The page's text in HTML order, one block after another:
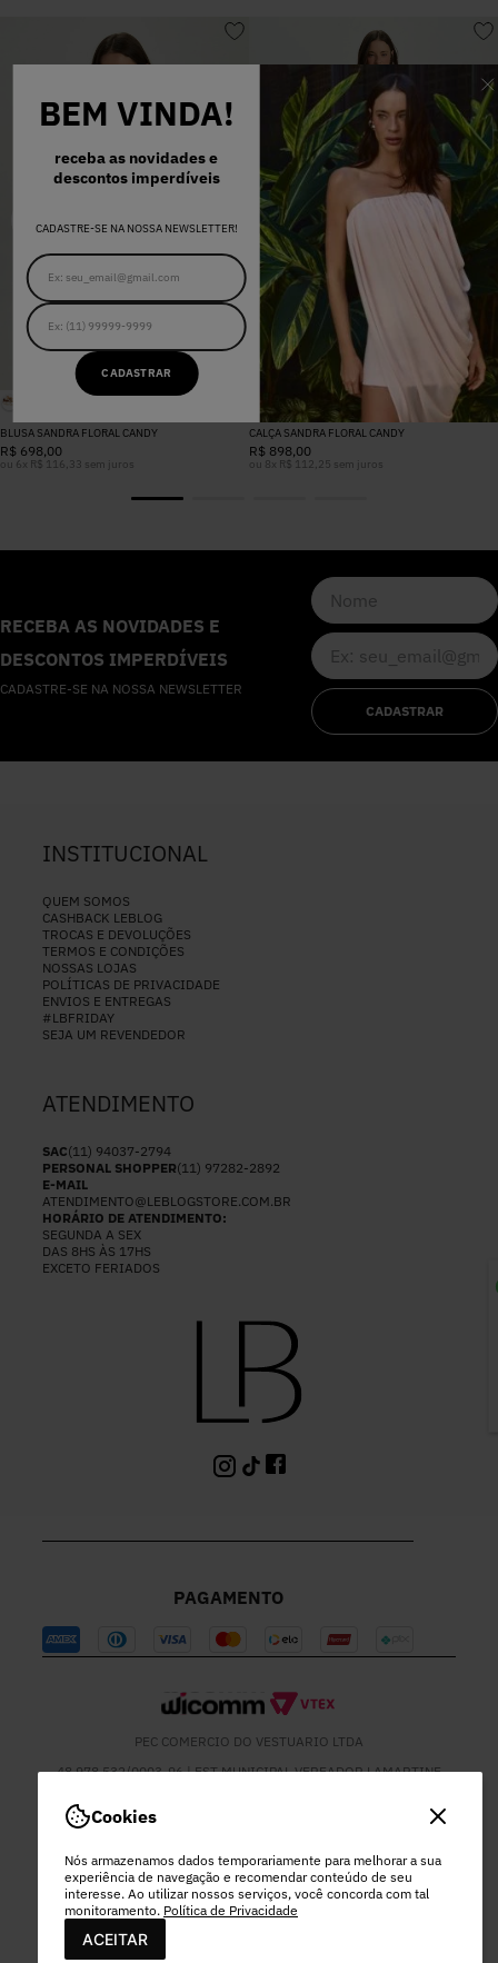
Cookies
Nós armazenamos dados temporariamente para melhorar a sua
experiência de navegação e recomendar conteúdo de seu
interesse. Ao utilizar nossos serviços, você concorda com tal
monitoramento. Política de Privacidade
ACEITAR
BEM VINDA!
receba as novidades e
descontos imperdíveis
CADASTRE-SE NA NOSSA NEWSLETTER!
CADASTRAR
BLUSA SANDRA FLORAL CANDY
R$ 698,00
ou 6 x R$ 116, 33 sem juros
CALÇA SANDRA FLORAL CANDY
R$ 898,00
ou 8 x R$ 112,25 sem juros
RECEBA AS NOVIDADES E
DESCONTOS IMPERDÍVEIS
CADASTRE-SE NA NOSSA NEWSLETTER
CADASTRAR
INSTITUCIONAL
QUEM SOMOS
CASHBACK LEBLOG
TROCAS E DEVOLUÇÕES
TERMOS E CONDIÇÕES
NOSSAS LOJAS
POLÍTICAS DE PRIVACIDADE
ENVIOS E ENTREGAS
#LBFRIDAY
SEJA UM REVENDEDOR
ATENDIMENTO
SAC(11) 94037-2794
PERSONAL SHOPPER(11) 97282-2892
E-MAIL
ATENDIMENTO@LEBLOGSTORE.COM.BR
HORÁRIO DE ATENDIMENTO:
SEGUNDA A SEX
DAS 8HS ÀS 17HS
EXCETO FERIADOS
PAGAMENTO
PEC COMERCIO DO VESTUARIO LTDA
48.978.532/0003-96 | EST MUNICIPAL VEREADOR LAMARTINE